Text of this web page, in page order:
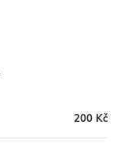
200 Kč